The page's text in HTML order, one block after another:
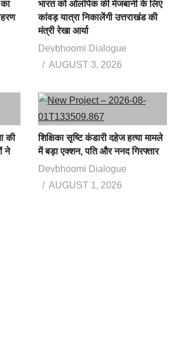
भारत को ओलंपिक की मेजबानी के लिए
कांवड़ यात्रा निकालेंगी उत्तराखंड की
मंत्री रेखा आर्या
Devbhoomi Dialogue
AUGUST 3, 2026
की
ने
शिक्षिका सृष्टि कंडारी दहेज हत्या मामले
में बड़ा एक्शन, पति और ननद गिरफ्तार
Devbhoomi Dialogue
AUGUST 1, 2026